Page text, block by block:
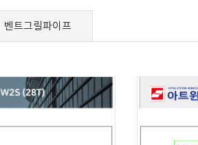
벤트그릴파이프